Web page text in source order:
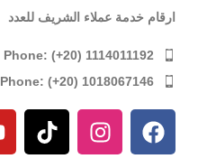
ارقام خدمة عملاء الشريف للعدد
Phone: (+20) 1114011192
Phone: (+20) 1018067146